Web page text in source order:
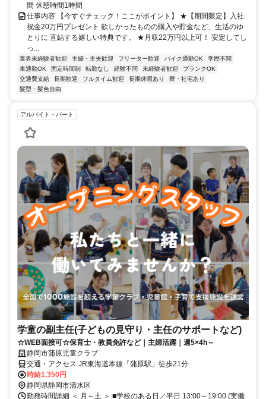
間 休憩時間1時間
仕事内容 【今すぐチェック！ここがポイント】 ★【期間限定】入社
祝金20万円プレゼント 欲しかったものの購入や貯金など、生活のゆ
とりに 直結する嬉しい特典です。 ★月収22万円以上可！ 安定してし
っ...
業界未経験者歓迎 主婦・主夫歓迎 フリーター歓迎 バイク通勤OK
学歴不問
車通勤OK
固定時間制 転勤なし 経験不問 未経験者歓迎
ブランクOK
交通費支給
長期歓迎 フルタイム歓迎 長期休暇あり
寮・社宅あり
髪型・髪色自由
アルバイト・パート
学童の副主任(子どもの見守り・主任のサポートなど)
☆WEB面接可☆保育士・教員免許など｜主婦活躍｜週5×4h～
静岡市蒲原児童クラブ
交通・アクセス JR東海道本線「蒲原駅」徒歩21分
時給1,350円
静岡県静岡市清水区
勤務時間詳細 ＜ 月～土 ＞ ■学校のある日／平日 13:00～19:00 (実働